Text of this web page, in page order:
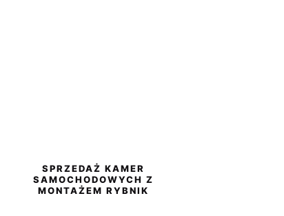
SPRZEDAŻ KAMER
SAMOCHODOWYCH Z
MONTAŻEM RYBNIK